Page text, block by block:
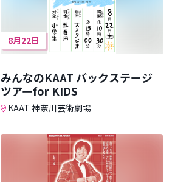
8月22日
みんなのKAAT バックステージ
ツアーfor KIDS
KAAT 神奈川芸術劇場